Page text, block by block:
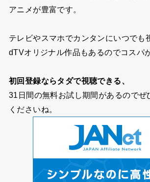
アニメが豊富です。
テレビやスマホでカンタンにいつでも
dTVオリジナル作品もあるのでコスパ
初回登録ならタダで視聴できる、
31日間の無料お試し期間があるのでぜ
くださいね。